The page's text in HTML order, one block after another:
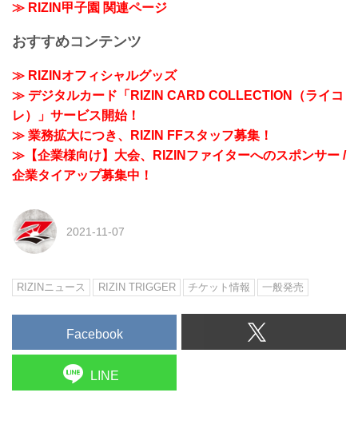
≫ RIZIN甲子園 関連ページ
おすすめコンテンツ
≫ RIZINオフィシャルグッズ
≫ デジタルカード「RIZIN CARD COLLECTION（ライコ
レ）」サービス開始！
≫ 業務拡大につき、RIZIN FFスタッフ募集！
≫【企業様向け】大会、RIZINファイターへのスポンサー /
企業タイアップ募集中！
2021-11-07
RIZINニュース RIZIN TRIGGER チケット情報 一般発売
Facebook
LINE